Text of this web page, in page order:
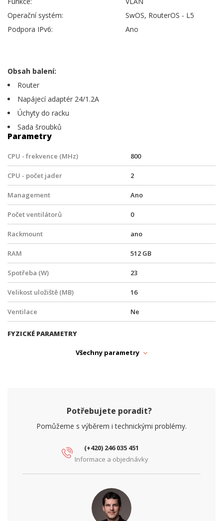
Operační systém:
SwOS, RouterOS - L5
Podpora IPv6:
Ano
Obsah balení:
Router
Napájecí adaptér 24/1.2A
Úchyty do racku
Sada šroubků
Parametry
CPU - frekvence (MHz) 800
CPU - počet jader 2
Management Ano
Počet ventilátorů 0
Rackmount ano
RAM 512 GB
Spotřeba (W) 23
Velikost uložiště (MB) 16
Ventilace Ne
FYZICKÉ PARAMETRY
141
Výška (mm) 28
PARAMETRY ETHERNET
ano
Všechny parametry
Potřebujete poradit?
Pomůžeme s výběrem i technickými problémy.
(+420) 246 035 451
Informace a objednávky